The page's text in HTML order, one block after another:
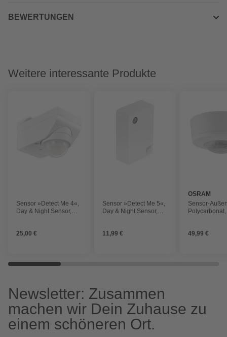
BEWERTUNGEN
Weitere interessante Produkte
Sensor »Detect Me 4«,
Day & Night Sensor,
25,00 €
Sensor »Detect Me 5«,
Day & Night Sensor,
11,99 €
OSRAM
Sensor-
49,99 €
Newsletter: Zusammen
machen wir Dein Zuhause zu
einem schöneren Ort.